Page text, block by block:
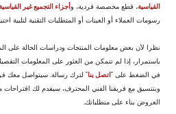
القياسية، قطع مخصصة فردية، وأجزاء التجميع غير
رسومات العملاء أو العينات أو المتطلبات التقنية لتلبية
نظرا لأن بعض معلومات المنتجات ودراسات الحالة على
باستمرار، إذا لم تتمكن من العثور على المعلومات
في الضغط على "اتصل بنا" لترك رسالة. سيتواصل معك
وبتنسيق مع فريقنا الفني المحترف، سيقدم لك
العروض بناء على متطلباتك.